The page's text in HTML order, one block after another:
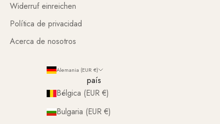
Widerruf einreichen
Política de privacidad
Acerca de nosotros
Alemania (EUR €)
país
Bélgica (EUR €)
Bulgaria (EUR €)